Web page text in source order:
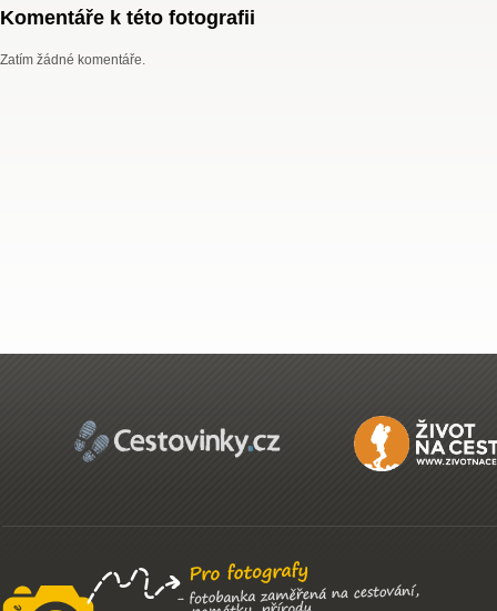
Komentáře k této fotografii
Zatím žádné komentáře.